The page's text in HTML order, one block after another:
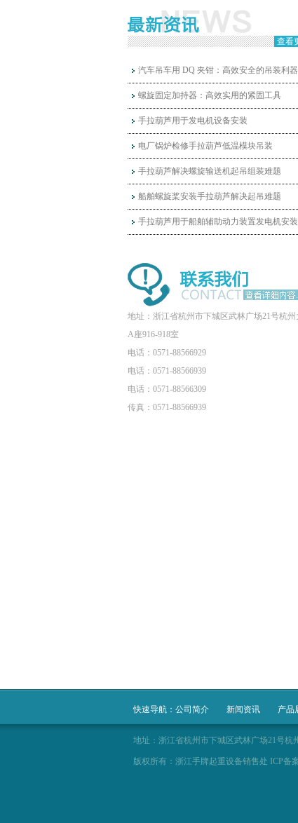
查看
汽车吊车用 DQ 夹钳：高效安全的吊装利器
螺旋固定加持器：高效实用的紧固工具
手拉葫芦用于发电机设备安装
电厂锅炉检修手拉葫芦低温模块吊装
手拉葫芦解决螺旋输送机起吊组装难题
船舶螺旋桨安装手拉葫芦解决起吊难题
手拉葫芦用于船舶辅助动力装置发电机安
地址：浙江省杭州市下城区武林广场21号杭州
A座916-918室
电话：0571-88566929
电话：0571-88566939
电话：0571-88566309
传真：0571-88566939
快速导航： 公司简介 新闻资讯 产品
地址：浙江省杭州市下城区武林广场21号杭
版权所有：浙江手牌起重设备销售处 ICP备